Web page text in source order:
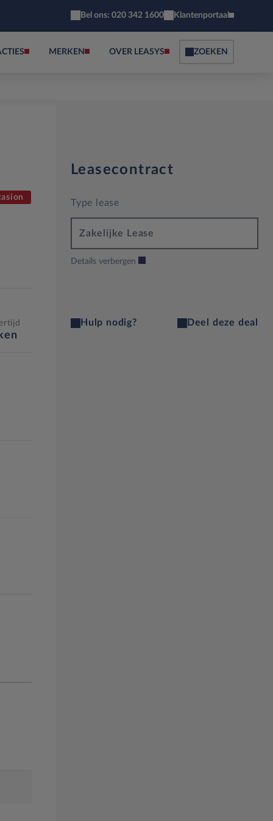
Bel ons: 020 342 1600 Klantenportaal
MERKEN OVER LEASYS ZOEKEN
Leasecontract
Type lease
Zakelijke Lease
Details verbergen
Hulp nodig? Deel deze deal